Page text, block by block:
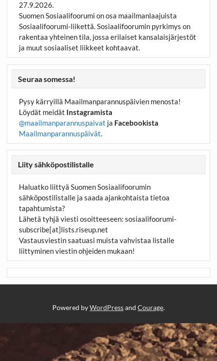
27.9.2026.
Suomen Sosiaalifoorumi on osa maailmanlaajuista
Sosiaalifoorumi-liikettä. Sosiaalifoorumin pyrkimys on
rakentaa yhteinen tila, jossa erilaiset kansalaisjärjestöt
ja muut sosiaaliset liikkeet kohtaavat.
Seuraa somessa!
Pysy kärryillä Maailmanparannuspäivien menosta!
Löydät meidät Instagramista
@maailmanparannuspaivat ja Facebookista
Maailmanparannuspäivät.
Liity sähköpostilistalle
Haluatko liittyä Suomen Sosiaalifoorumin
sähköpostilistalle ja saada ajankohtaista tietoa
tapahtumista?
Lähetä tyhjä viesti osoitteeseen: sosiaalifoorumi-
subscribe[at]lists.riseup.net
Vastausviestin saatuasi muista vahvistaa listalle
liittyminen viestin ohjeiden mukaan!
Powered byWordPressand Courage.